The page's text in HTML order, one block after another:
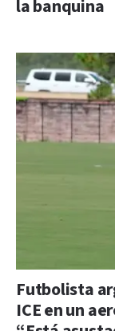
la banquina
Futbolista
ICE en un